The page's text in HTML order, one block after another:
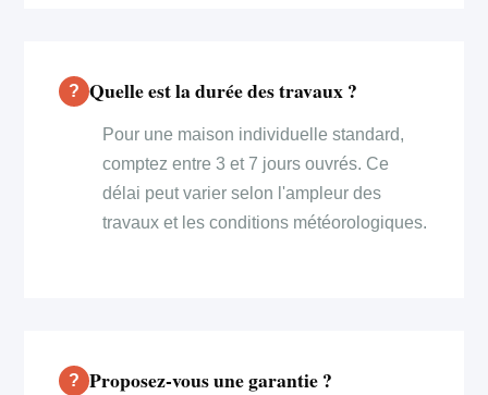
Quelle est la durée des travaux ?
Pour une maison individuelle standard,
comptez entre 3 et 7 jours ouvrés. Ce
délai peut varier selon l'ampleur des
travaux et les conditions météorologiques.
Proposez-vous une garantie ?